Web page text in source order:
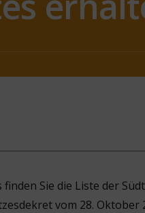
finden Sie die Liste der
vom 28. Oktober